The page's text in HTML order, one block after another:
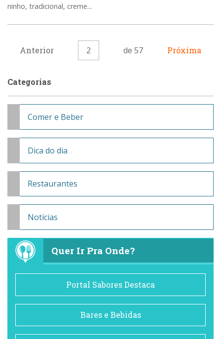
ninho, tradicional, creme...
Anterior 2 de 57 Próxima
Categorias
Comer e Beber
Dica do dia
Restaurantes
Notícias
Quer Ir Pra Onde?
Portal Sabores Destaca
Bares e Bebidas